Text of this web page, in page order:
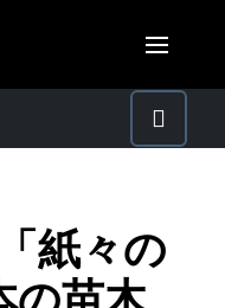
(English)
紙々の